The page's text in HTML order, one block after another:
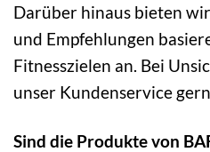
Darüber hinaus bieten
und Empfehlungen
Fitnesszielen an. Bei
unser Kundenservice
Sind die Produkte von